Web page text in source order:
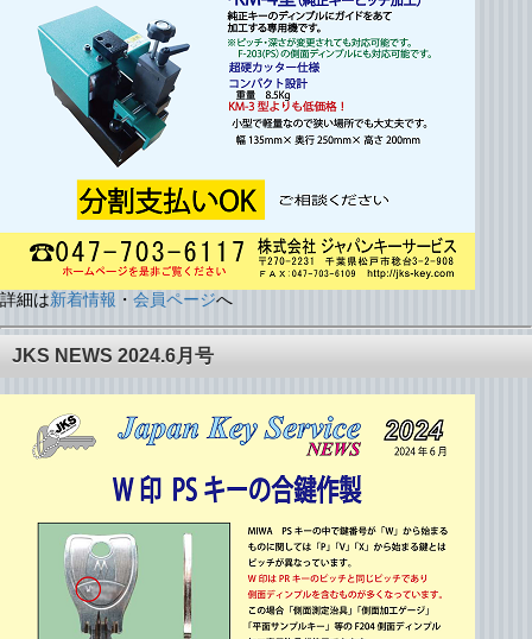
詳細は新着情報 ・ 会員ページへ
JKS NEWS 2024.6月号